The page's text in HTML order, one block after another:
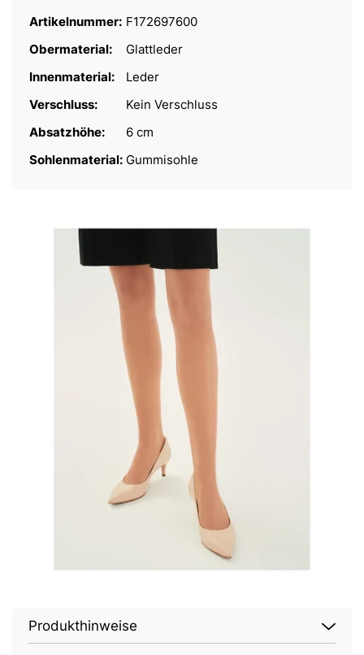
Artikelnummer: F172697600
Obermaterial:
Glattleder
Innenmaterial:
Leder
Verschluss:
Kein Verschluss
Absatzhöhe:
6 cm
Sohlenmaterial: Gummisohle
Produkthinweise